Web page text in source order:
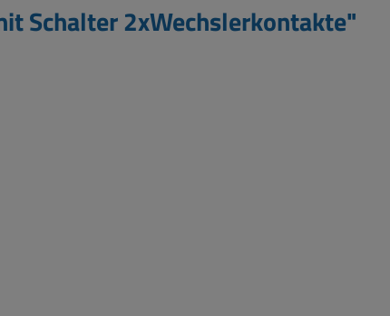
Schalter 2xWechslerkontakte"